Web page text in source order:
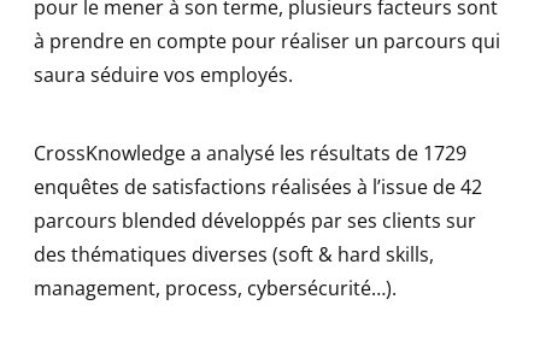
pour le mener à son terme, plusieurs facteurs sont
à prendre en compte pour réaliser un parcours qui
saura séduire vos employés.
CrossKnowledge a analysé les résultats de 1729
enquêtes de satisfactions réalisées à l’issue de 42
parcours blended développés par ses clients sur
des thématiques diverses (soft & hard skills,
management, process, cybersécurité…).